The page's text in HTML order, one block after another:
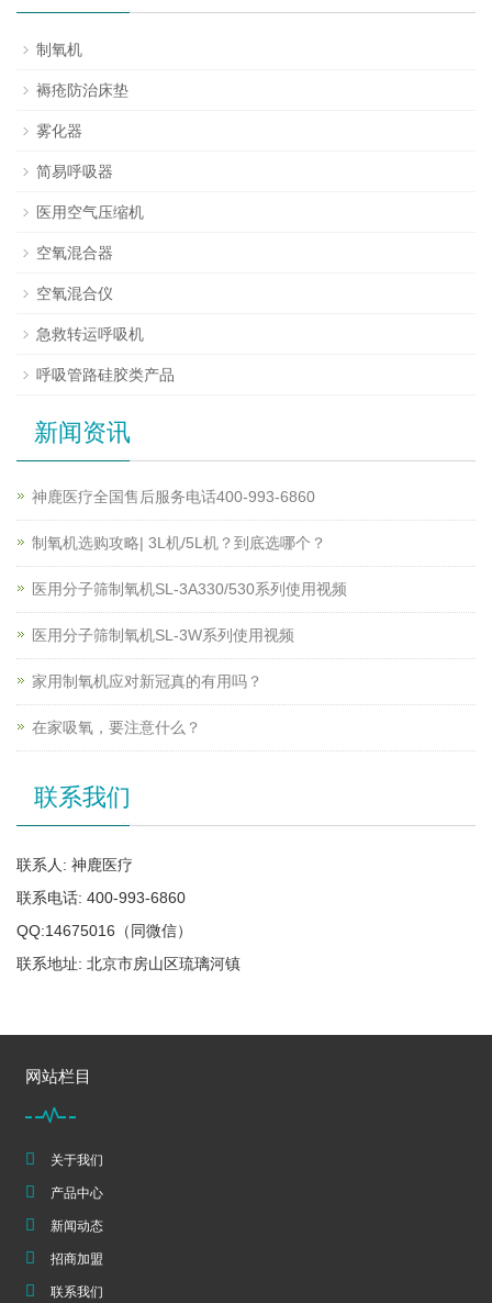
制氧机
褥疮防治床垫
雾化器
简易呼吸器
医用空气压缩机
空氧混合器
空氧混合仪
急救转运呼吸机
呼吸管路硅胶类产品
新闻资讯
神鹿医疗全国售后服务电话400-993-6860
制氧机选购攻略| 3L机/5L机？到底选哪个？
医用分子筛制氧机SL-3A330/530系列使用视频
医用分子筛制氧机SL-3W系列使用视频
家用制氧机应对新冠真的有用吗？
在家吸氧，要注意什么？
联系我们
联系人: 神鹿医疗
联系电话: 400-993-6860
QQ:14675016（同微信）
联系地址: 北京市房山区琉璃河镇
网站栏目
关于我们
产品中心
新闻动态
招商加盟
联系我们